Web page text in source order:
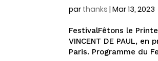
par thanks |Mar 13, 2023
FestivalFêtons le
VINCENT DE PAUL,
Paris. Programme du